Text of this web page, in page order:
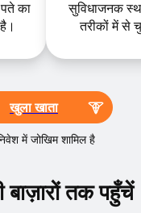
का
सुविधाजनक
तरीकों में से
खुला खाता
में जोखिम शामिल है
तक पहुँचें